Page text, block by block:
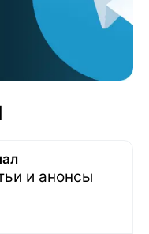
и анонсы